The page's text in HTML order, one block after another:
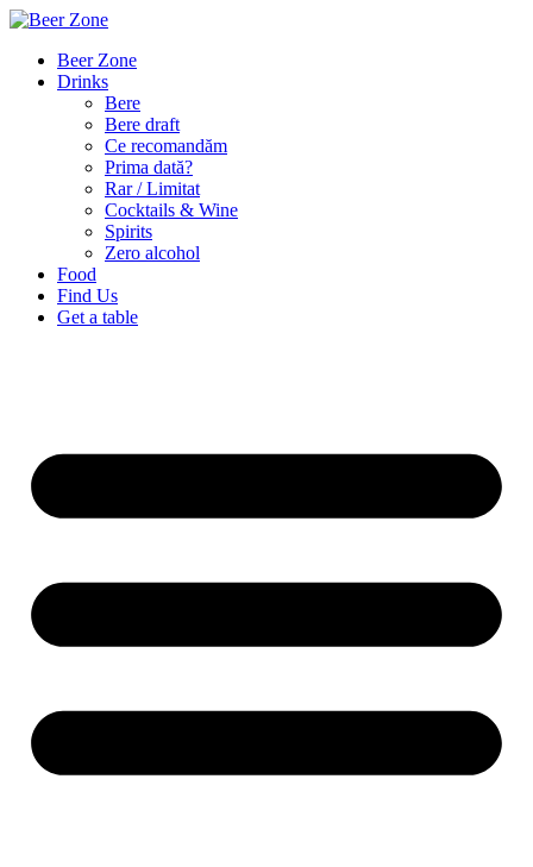
Beer Zone
Drinks
Bere
Bere draft
Ce recomandăm
Prima dată?
Rar / Limitat
Cocktails & Wine
Spirits
Zero alcohol
Food
Find Us
Get a table